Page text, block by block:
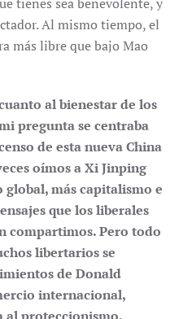
Al mismo tiempo, el
más libre que bajo Mao
al bienestar de los
pregunta se centraba
de esta nueva China
oímos a Xi Jinping
más capitalismo e
que los liberales
compartimos. Pero todo
libertarios se
de Donald
internacional,